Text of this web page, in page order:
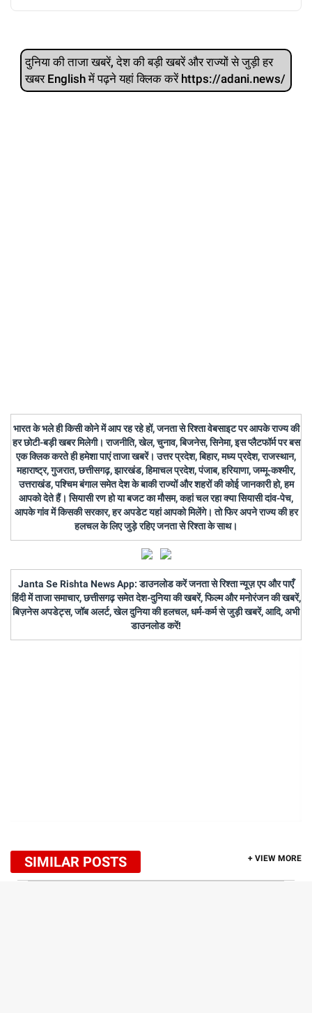
दुनिया की ताजा खबरें, देश की बड़ी खबरें और राज्‍यों से जुड़ी हर
खबर English में पढ़ने यहां क्लिक करें https://adani.news/
भारत के भले ही किसी कोने में आप रह रहे हों, जनता से रिश्ता वेबसाइट पर आपके राज्य की
हर छोटी-बड़ी खबर मिलेगी। राजनीति, खेल, चुनाव, बिजनेस, सिनेमा, इस प्लैटफॉर्म पर बस
एक क्लिक करते ही हमेशा पाएं ताजा खबरें। उत्तर प्रदेश, बिहार, मध्य प्रदेश, राजस्थान,
महाराष्ट्र, गुजरात, छत्तीसगढ़, झारखंड, हिमाचल प्रदेश, पंजाब, हरियाणा, जम्मू-कश्मीर,
उत्तराखंड, पश्चिम बंगाल समेत देश के बाकी राज्यों और शहरों की कोई जानकारी हो, हम
आपको देते हैं। सियासी रण हो या बजट का मौसम, कहां चल रहा क्या सियासी दांव-पेच,
आपके गांव में किसकी सरकार, हर अपडेट यहां आपको मिलेंगे। तो फिर अपने राज्य की हर
हलचल के लिए जुड़े रहिए जनता से रिश्ता के साथ।
Janta Se Rishta News App: डाउनलोड करें जनता से रिश्ता न्यूज़ एप और पाएँ
हिंदी में ताजा समाचार, छत्तीसगढ़ समेत देश-दुनिया की खबरें, फिल्म और मनोरंजन की खबरें,
बिज़नेस अपडेट्स, जॉब अलर्ट, खेल दुनिया की हलचल, धर्म-कर्म से जुड़ी खबरें, आदि, अभी
डाउनलोड करें!
SIMILAR POSTS + VIEW MORE